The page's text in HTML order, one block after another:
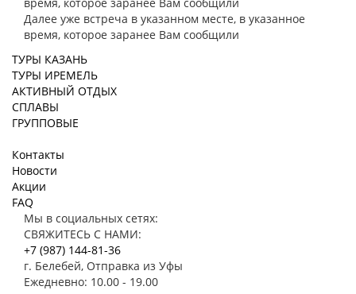
Далее уже встреча в указанном месте, в указанное
время, которое заранее Вам сообщили
Контакты
Новости
Акции
FAQ
ТУРЫ КАЗАНЬ
ТУРЫ ИРЕМЕЛЬ
АКТИВНЫЙ ОТДЫХ
СПЛАВЫ
ГРУППОВЫЕ
Мы в социальных сетях:
СВЯЖИТЕСЬ С НАМИ:
+7 (987) 144-81-36
г. Белебей, Отправка из Уфы
Ежедневно: 10.00 - 19.00